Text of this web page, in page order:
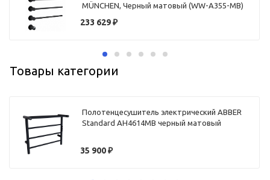
MÜNCHEN, Черный матовый (WW-A355-MB)
233 629₽
Товары категории
Полотенцесушитель электрический ABBER
Standard AH4614MB черный матовый
35 900₽